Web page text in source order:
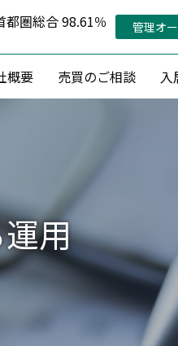
都圏総合 98.61％ 管理オ
収益改善コンサルティング
相続対策プランニング
建築プロデュース
資産活用相談
概要 売買のご相談 入
用